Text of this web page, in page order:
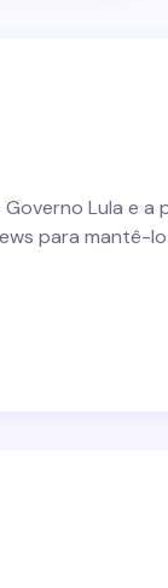
Lula e
para mantê-